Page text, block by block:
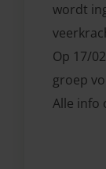
wordt
Op 17/
groep
Alle info